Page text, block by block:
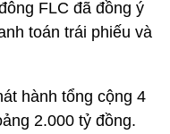
FLC đã đồng ý
toán trái phiếu và
hành tổng cộng 4
2.000 tỷ đồng.